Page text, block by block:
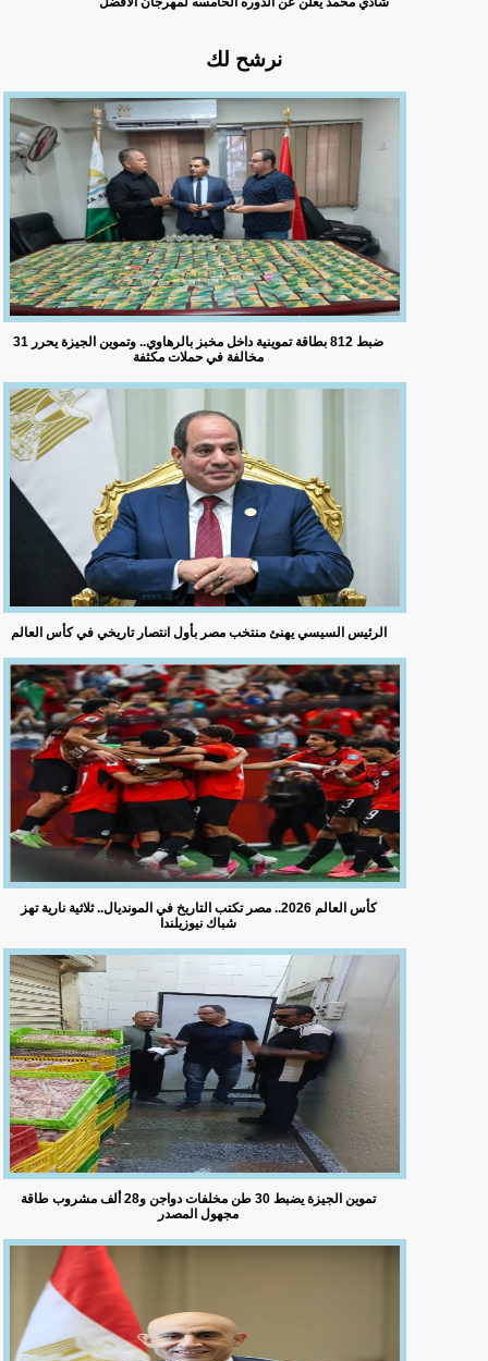
نرشح لك
ضبط 812 بطاقة تموينية داخل مخبز بالرهاوي.. وتموين الجيزة يحرر 31
مخالفة في حملات مكثفة
الرئيس السيسي يهنئ منتخب مصر بأول انتصار تاريخي في كأس العالم
كأس العالم 2026.. مصر تكتب التاريخ في المونديال.. ثلاثية نارية تهز
شباك نيوزيلندا
تموين الجيزة يضبط 30 طن مخلفات دواجن و28 ألف مشروب طاقة
مجهول المصدر